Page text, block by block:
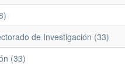
de Investigación (33)
(33)